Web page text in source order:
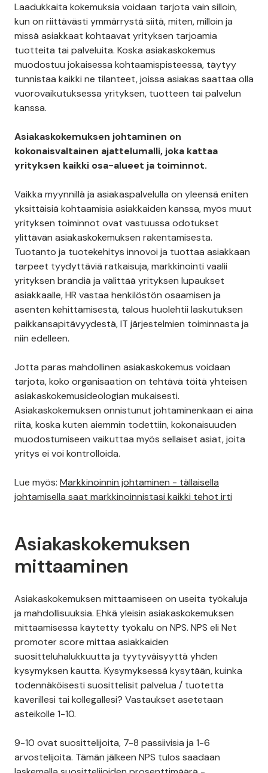
Laadukkaita kokemuksia voidaan tarjota vain silloin,
kun on riittävästi ymmärrystä siitä, miten, milloin ja
missä asiakkaat kohtaavat yrityksen tarjoamia
tuotteita tai palveluita. Koska asiakaskokemus
muodostuu jokaisessa kohtaamispisteessä, täytyy
tunnistaa kaikki ne tilanteet, joissa asiakas saattaa olla
vuorovaikutuksessa yrityksen, tuotteen tai palvelun
kanssa.
Asiakaskokemuksen johtaminen on
kokonaisvaltainen ajattelumalli, joka kattaa
yrityksen kaikki osa-alueet ja toiminnot.
Vaikka myynnillä ja asiakaspalvelulla on yleensä eniten
yksittäisiä kohtaamisia asiakkaiden kanssa, myös muut
yrityksen toiminnot ovat vastuussa odotukset
ylittävän asiakaskokemuksen rakentamisesta.
Tuotanto ja tuotekehitys innovoi ja tuottaa asiakkaan
tarpeet tyydyttäviä ratkaisuja, markkinointi vaalii
yrityksen brändiä ja välittää yrityksen lupaukset
asiakkaalle, HR vastaa henkilöstön osaamisen ja
asenten kehittämisestä, talous huolehtii laskutuksen
paikkansapitävyydestä, IT järjestelmien toiminnasta ja
niin edelleen.
Jotta paras mahdollinen asiakaskokemus voidaan
tarjota, koko organisaation on tehtävä töitä yhteisen
asiakaskokemusideologian mukaisesti.
Asiakaskokemuksen onnistunut johtaminenkaan ei aina
riitä, koska kuten aiemmin todettiin, kokonaisuuden
muodostumiseen vaikuttaa myös sellaiset asiat, joita
yritys ei voi kontrolloida.
Lue myös: Markkinoinnin johtaminen - tällaisella
johtamisella saat markkinoinnistasi kaikki tehot irti
Asiakaskokemuksen
mittaaminen
Asiakaskokemuksen mittaamiseen on useita työkaluja
ja mahdollisuuksia. Ehkä yleisin asiakaskokemuksen
mittaamisessa käytetty työkalu on NPS. NPS eli Net
promoter score mittaa asiakkaiden
suositteluhalukkuutta ja tyytyväisyyttä yhden
kysymyksen kautta. Kysymyksessä kysytään, kuinka
todennäköisesti suosittelisit palvelua / tuotetta
kaverillesi tai kollegallesi? Vastaukset asetetaan
asteikolle 1-10.
9-10 ovat suosittelijoita, 7-8 passiivisia ja 1-6
arvostelijoita. Tämän jälkeen NPS tulos saadaan